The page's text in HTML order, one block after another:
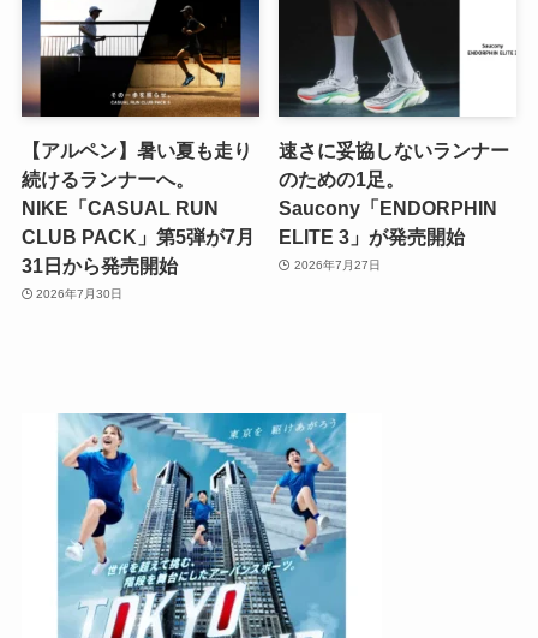
【アルペン】暑い夏も走り
続けるランナーへ。
NIKE「CASUAL RUN
CLUB PACK」第5弾が7月
31日から発売開始
2026年7月30日
速さに妥協しないランナー
のための1足。
Saucony「ENDORPHIN
ELITE 3」が発売開始
2026年7月27日